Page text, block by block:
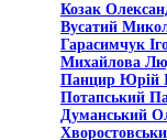
Козак
Вусатий
Гарасимчук
Михайлова
Панцир Юрій
Потапський
Думанський